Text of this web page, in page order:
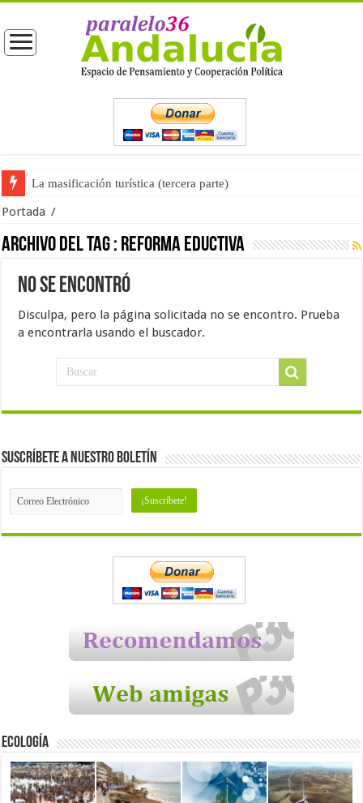
La masificación turística (tercera parte)
Portada /
Archivo del tag : reforma eductiva
No se encontró
Disculpa, pero la página solicitada no se encontro. Prueba
a encontrarla usando el buscador.
Suscríbete a nuestro Boletín
Ecología